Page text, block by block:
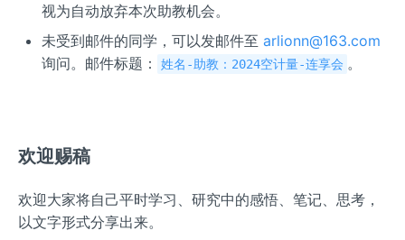
视为自动放弃本次助教机会。
未受到邮件的同学，可以发邮件至 arlionn@163.com
询问。邮件标题：
姓名-助教：2024空计量-连享会 。
欢迎赐稿
欢迎大家将自己平时学习、研究中的感悟、笔记、思考，
以文字形式分享出来。